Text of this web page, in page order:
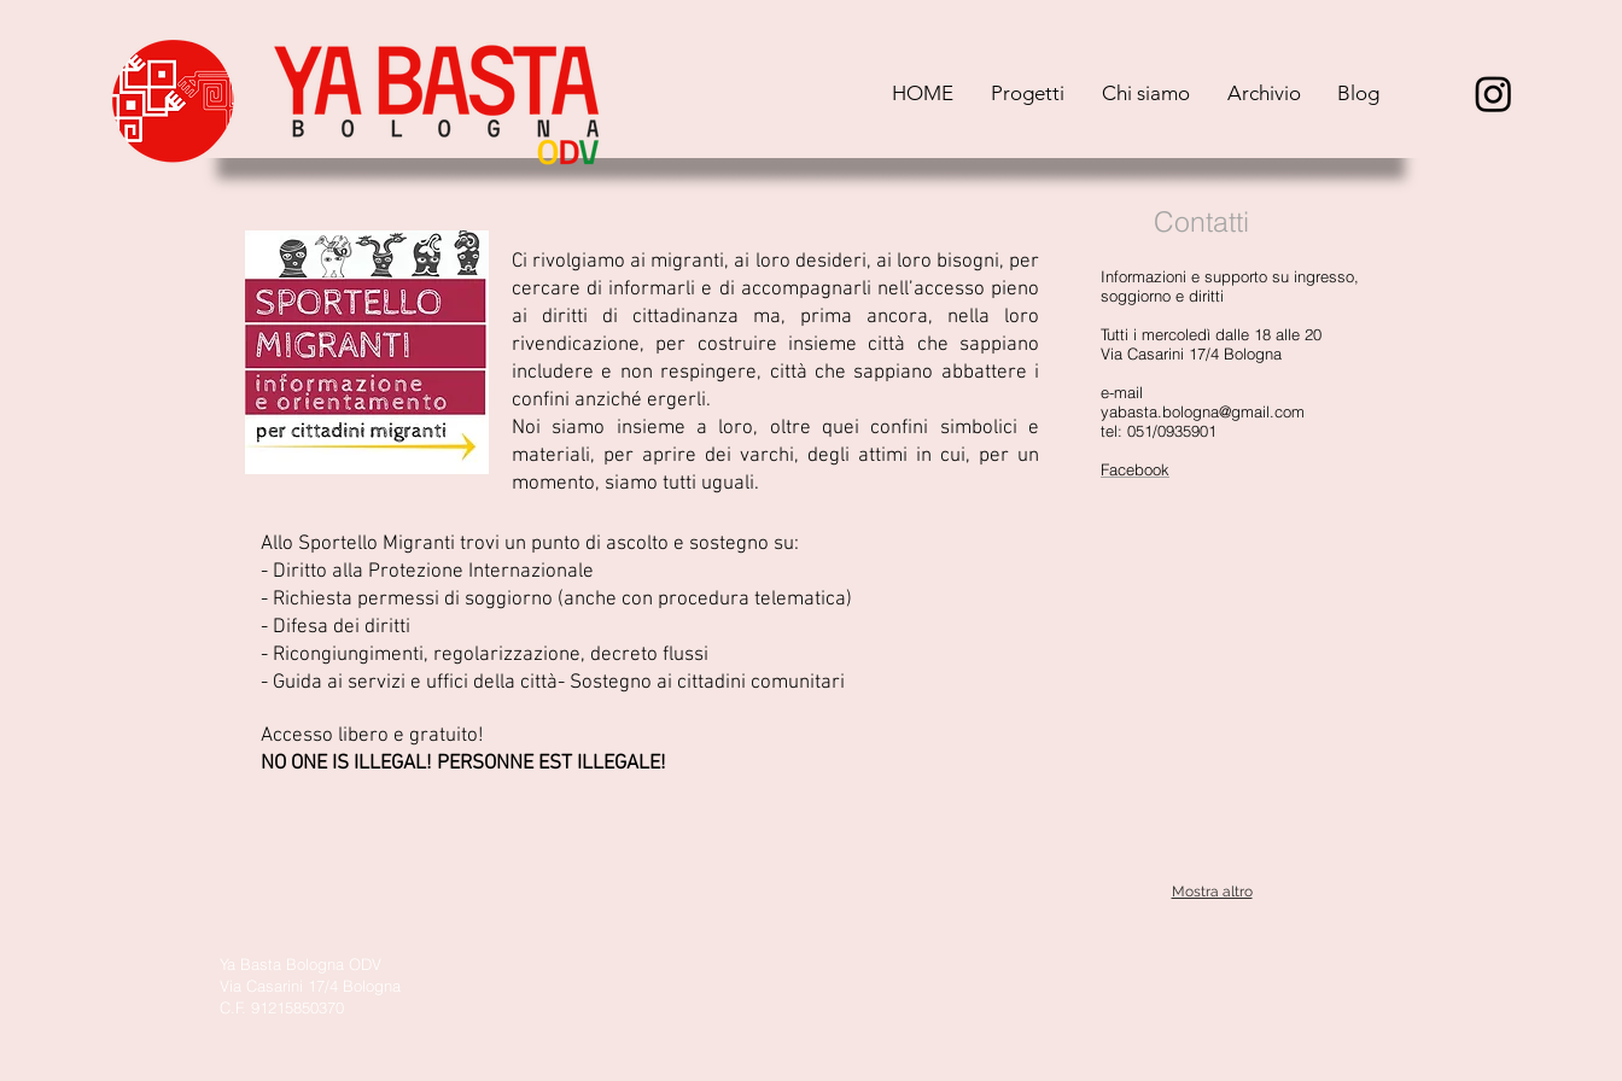
HOME Progetti Chi siamo Archivio Blog
Ci rivolgiamo ai migranti, ai loro desideri, ai loro bisogni, per
cercare di informarli e di accompagnarli nell’accesso pieno
ai diritti di cittadinanza ma, prima ancora, nella loro
rivendicazione, per costruire insieme città che sappiano
includere e non respingere, città che sappiano abbattere i
confini anziché ergerli.
Noi siamo insieme a loro, oltre quei confini simbolici e
materiali, per aprire dei varchi, degli attimi in cui, per un
momento, siamo tutti uguali.
Contatti
Informazioni e supporto su ingresso,
soggiorno e diritti
Tutti i mercoledì dalle 18 alle 20
Via Casarini 17/4 Bologna
e-mail
yabasta.bologna@gmail.com
tel: 051/0935901
Facebook
Allo Sportello Migranti trovi un punto di ascolto e sostegno su:
- Diritto alla Protezione Internazionale
- Richiesta permessi di soggiorno (anche con procedura telematica)
- Difesa dei diritti
- Ricongiungimenti, regolarizzazione, decreto flussi
- Guida ai servizi e uffici della città- Sostegno ai cittadini comunitari
Accesso libero e gratuito!
NO ONE IS ILLEGAL! PERSONNE EST ILLEGALE!
Mostra altro
Ya Basta Bologna ODV
Via Casarini 17/4 Bologna
C.F. 91215850370